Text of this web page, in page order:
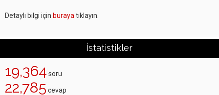
Detaylı bilgi için buraya tıklayın.
İstatistikler
19,364 soru
22,785 cevap